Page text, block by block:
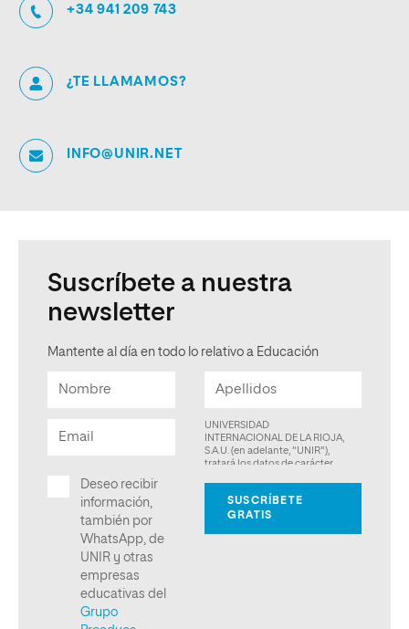
+34 941 209 743
¿TE LLAMAMOS?
INFO@UNIR.NET
Suscríbete a nuestra
newsletter
Mantente al día en todo lo relativo a Educación